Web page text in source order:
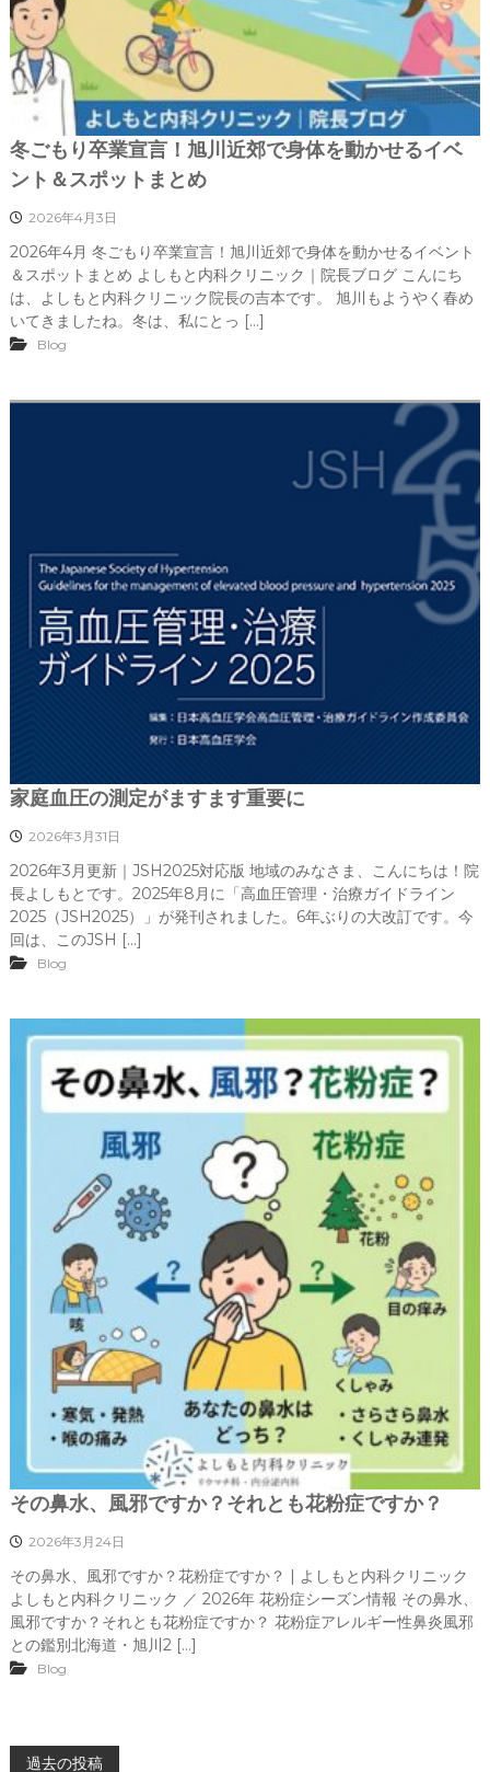
冬ごもり卒業宣言！旭川近郊で身体を動かせるイベ
ント＆スポットまとめ
2026年4月3日
2026年4月 冬ごもり卒業宣言！旭川近郊で身体を動かせるイベント
＆スポットまとめ よしもと内科クリニック｜院長ブログ こんにち
は、よしもと内科クリニック院長の吉本です。 旭川もようやく春め
いてきましたね。冬は、私にとっ […]
Blog
家庭血圧の測定がますます重要に
2026年3月31日
2026年3月更新｜JSH2025対応版 地域のみなさま、こんにちは！院
長よしもとです。2025年8月に「高血圧管理・治療ガイドライン
2025（JSH2025）」が発刊されました。6年ぶりの大改訂です。今
回は、このJSH […]
Blog
その鼻水、風邪ですか？それとも花粉症ですか？
2026年3月24日
その鼻水、風邪ですか？花粉症ですか？ | よしもと内科クリニック
よしもと内科クリニック ／ 2026年 花粉症シーズン情報 その鼻水、
風邪ですか？それとも花粉症ですか？ 花粉症アレルギー性鼻炎風邪
との鑑別北海道・旭川2 […]
Blog
過去の投稿